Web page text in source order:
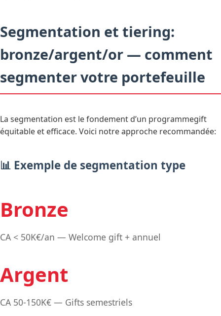
Segmentation et tiering:
bronze/argent/or — comment
segmenter votre portefeuille
La segmentation est le fondement d’un programmegift
équitable et efficace. Voici notre approche recommandée:
📊 Exemple de segmentation type
Bronze
CA < 50K€/an — Welcome gift + annuel
Argent
CA 50-150K€ — Gifts semestriels